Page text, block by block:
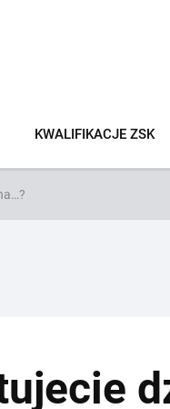
KWALIFIKACJE ZSK